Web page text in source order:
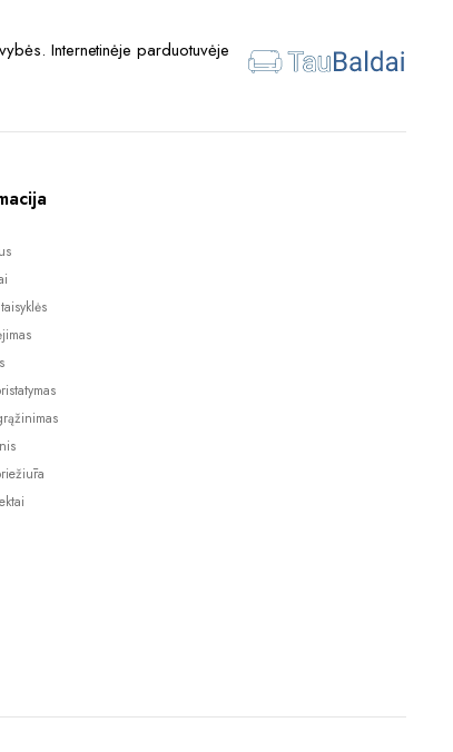
Internetinėje parduotuvėje